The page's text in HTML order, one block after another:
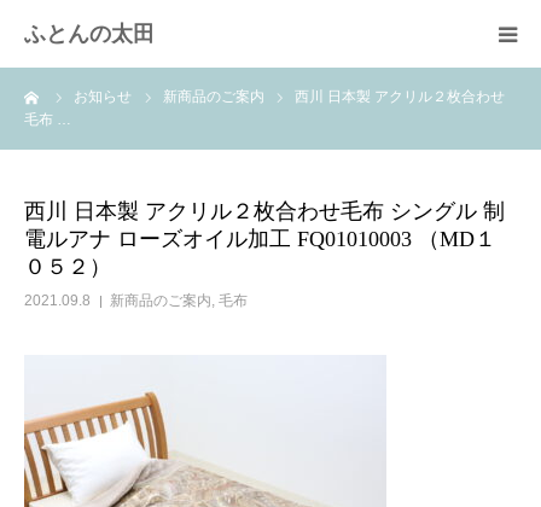
ふとんの太田
お知らせ 新商品のご案内
西川 日本製 アクリル２枚合わせ
毛布 …
西川 日本製 アクリル２枚合わせ毛布 シングル 制
電ルアナ ローズオイル加工 FQ01010003 （MD１
０５２）
2021.09.8 新商品のご案内, 毛布
羽毛布団のリフォーム
取扱商品
快眠体験